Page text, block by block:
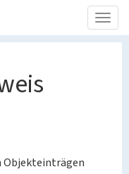
Objekteinträgen